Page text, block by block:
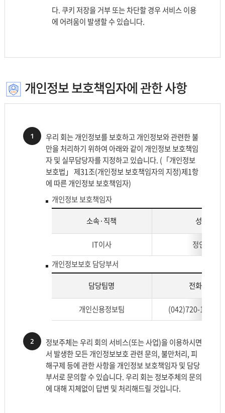
다. 쿠키 저장을 거부 또는 차단할 경우 서비스 이용
에 어려움이 발생할 수 있습니다.
개인정보 보호책임자에 관한 사항
1
우리 회는 개인정보를 보호하고 개인정보와 관련한 불
만을 처리하기 위하여 아래와 같이 개인정보 보호책임
자 및 실무담당자를 지정하고 있습니다. (「개인정보
보호법」 제31조(개인정보 보호책임자의 지정)제1항
에 따른 개인정보 보호책임자)
개인정보 보호책임자
정
보
호
임
를
나
타
낸
표
소속·직책 성명
IT이사
정인철
개인정보보호 담당부서
보
부
서
를
나
타
담당팀명 전화번호
개인신용정보팀 (042)720-1797,
2
정보주체는 우리 회의 서비스(또는 사업)을 이용하시면
서 발생한 모든 개인정보보호 관련 문의, 불만처리, 피
해구제 등에 관한 사항을 개인정보 보호책임자 및 담당
부서로 문의할 수 있습니다. 우리 회는 정보주체의 문의
에 대해 지체없이 답변 및 처리해드릴 것입니다.